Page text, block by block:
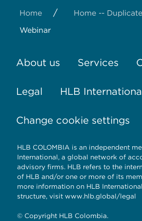
Home / Home -- Duplicate
Webinar
About us Services
Legal HLB
Change cookie settings
HLB COLOMBIA is an independent
International, a global network of
advisory firms. HLB refers to the
of HLB and/or one or more of its
more information on HLB
structure, visit www.hlb.global/legal
© Copyright HLB Colombia.